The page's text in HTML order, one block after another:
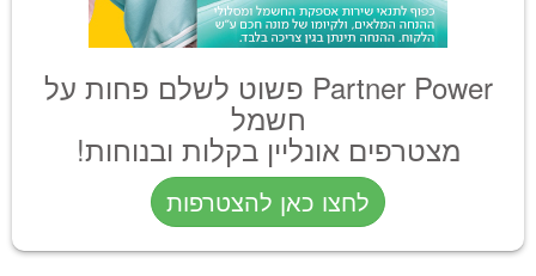
Partner Power פשוט לשלם פחות על
חשמל
מצטרפים אונליין בקלות ובנוחות!
לחצו כאן להצטרפות